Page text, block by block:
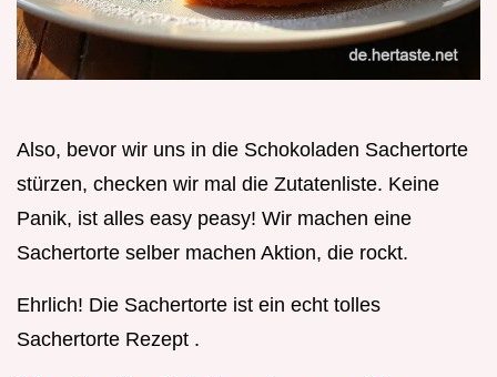
Also, bevor wir uns in die Schokoladen Sachertorte
stürzen, checken wir mal die Zutatenliste. Keine
Panik, ist alles easy peasy! Wir machen eine
Sachertorte selber machen Aktion, die rockt.
Ehrlich! Die Sachertorte ist ein echt tolles
Sachertorte Rezept .